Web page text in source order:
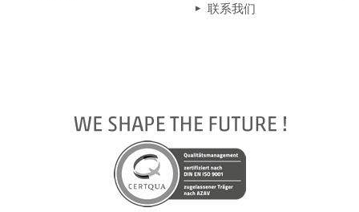
联系我们